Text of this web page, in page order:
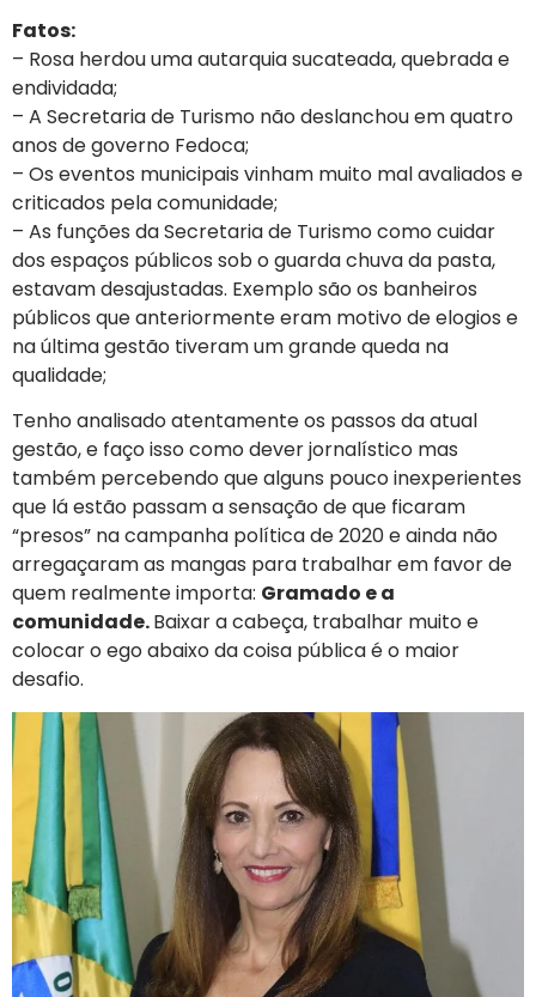
Fatos:
– Rosa herdou uma autarquia sucateada, quebrada e
endividada;
– A Secretaria de Turismo não deslanchou em quatro
anos de governo Fedoca;
– Os eventos municipais vinham muito mal avaliados e
criticados pela comunidade;
– As funções da Secretaria de Turismo como cuidar
dos espaços públicos sob o guarda chuva da pasta,
estavam desajustadas. Exemplo são os banheiros
públicos que anteriormente eram motivo de elogios e
na última gestão tiveram um grande queda na
qualidade;
Tenho analisado atentamente os passos da atual
gestão, e faço isso como dever jornalístico mas
também percebendo que alguns pouco inexperientes
que lá estão passam a sensação de que ficaram
“presos” na campanha política de 2020 e ainda não
arregaçaram as mangas para trabalhar em favor de
quem realmente importa: Gramado e a
comunidade.Baixar a cabeça, trabalhar muito e
colocar o ego abaixo da coisa pública é o maior
desafio.